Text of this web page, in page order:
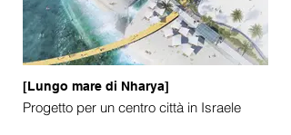
[Lungo mare di Nharya]
Progetto per un centro città in Israele